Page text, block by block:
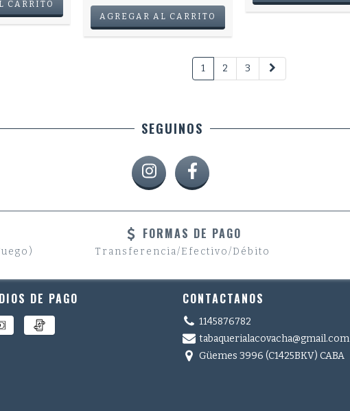
1 2 3
SEGUINOS
FORMAS DE PAGO
Transferencia/Efectivo/Débito
DE PAGO CONTACTANOS
1145876782
tabaquerialacovacha@gmail.com
Güemes 3996 (C1425BKV) CABA